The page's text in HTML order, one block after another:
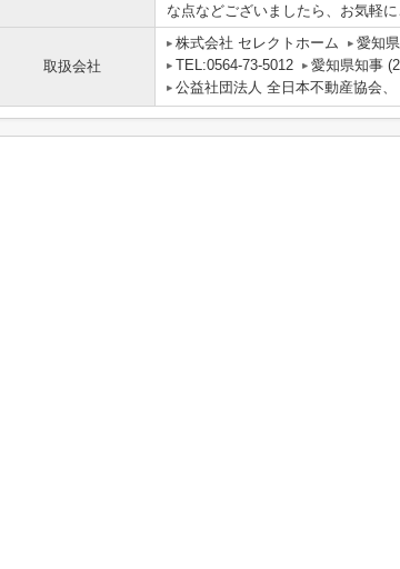
な点などございましたら、お気軽に
取扱会社
株式会社 セレクトホーム
愛知
TEL:0564-73-5012
愛知県知事
公益社団法人 全日本不動産協会